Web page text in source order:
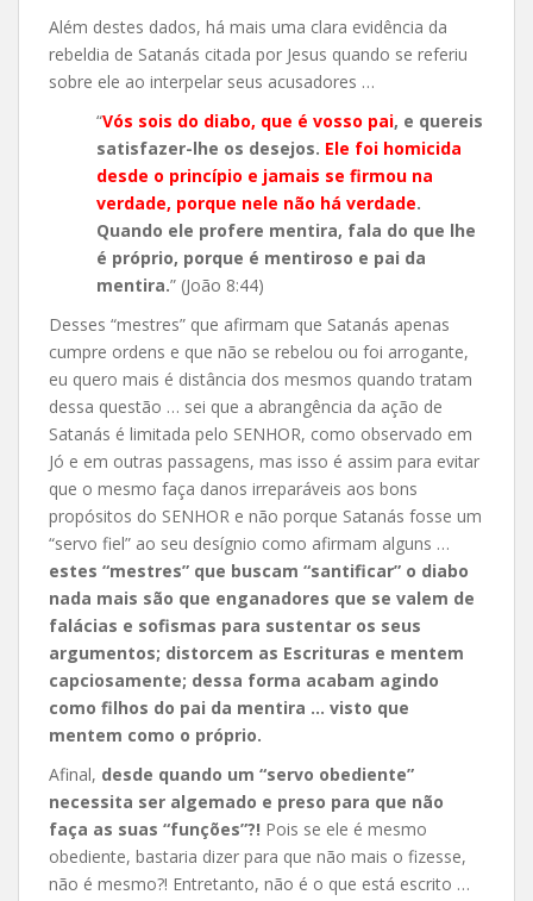
Além destes dados, há mais uma clara evidência da
rebeldia de Satanás citada por Jesus quando se referiu
sobre ele ao interpelar seus acusadores …
“Vós sois do diabo, que é vosso pai, e quereis
satisfazer-lhe os desejos. Ele foi homicida
desde o princípio e jamais se firmou na
verdade, porque nele não há verdade.
Quando ele profere mentira, fala do que lhe
é próprio, porque é mentiroso e pai da
mentira.” (João 8:44)
Desses “mestres” que afirmam que Satanás apenas
cumpre ordens e que não se rebelou ou foi arrogante,
eu quero mais é distância dos mesmos quando tratam
dessa questão … sei que a abrangência da ação de
Satanás é limitada pelo SENHOR, como observado em
Jó e em outras passagens, mas isso é assim para evitar
que o mesmo faça danos irreparáveis aos bons
propósitos do SENHOR e não porque Satanás fosse um
“servo fiel” ao seu desígnio como afirmam alguns …
estes “mestres” que buscam “santificar” o diabo
nada mais são que enganadores que se valem de
falácias e sofismas para sustentar os seus
argumentos; distorcem as Escrituras e mentem
capciosamente; dessa forma acabam agindo
como filhos do pai da mentira … visto que
mentem como o próprio.
Afinal, desde quando um “servo obediente”
necessita ser algemado e preso para que não
faça as suas “funções”?! Pois se ele é mesmo
obediente, bastaria dizer para que não mais o fizesse,
não é mesmo?! Entretanto, não é o que está escrito …